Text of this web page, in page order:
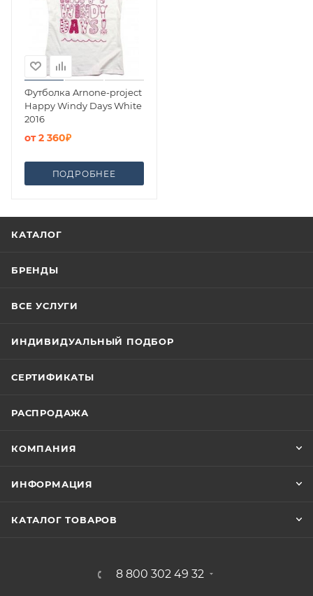
Футболка Arnone-project
Happy Windy Days White
2016
от2 360₽
ПОДРОБНЕЕ
КАТАЛОГ
БРЕНДЫ
ВСЕ УСЛУГИ
ИНДИВИДУАЛЬНЫЙ ПОДБОР
СЕРТИФИКАТЫ
РАСПРОДАЖА
КОМПАНИЯ
ИНФОРМАЦИЯ
КАТАЛОГ ТОВАРОВ
8 800 302 49 32